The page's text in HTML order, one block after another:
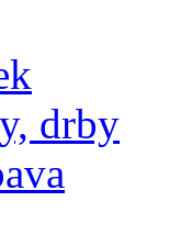
drby